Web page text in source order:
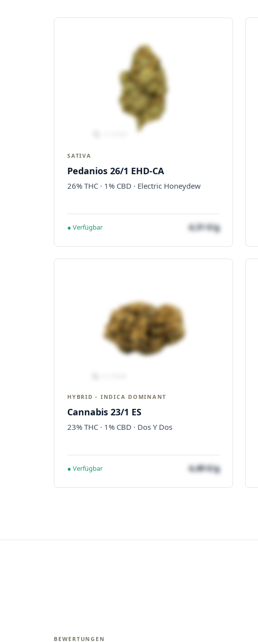
SATIVA
Pedanios 26/1 EHD-CA
26% THC · 1% CBD · Electric Honeydew
● Verfügbar 4,31 €/g
HYBRID - INDICA DOMINANT
Cannabis 23/1 ES
23% THC · 1% CBD · Dos Y Dos
● Verfügbar 4,49 €/g
BEWERTUNGEN